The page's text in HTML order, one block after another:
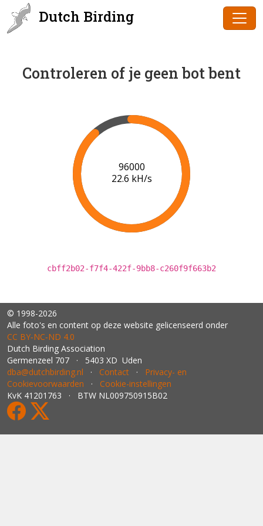
Dutch Birding
Controleren of je geen bot bent
98000
22.7 kH/s
cbff2b02-f7f4-422f-9bb8-c260f9f663b2
© 1998-2026
Alle foto's en content op deze website gelicenseerd onder
CC BY‑NC‑ND 4.0
Dutch Birding Association
Germenzeel 707 · 5403 XD Uden
dba@dutchbirding.nl · Contact · Privacy- en
Cookievoorwaarden · Cookie-instellingen
KvK 41201763 · BTW NL009750915B02